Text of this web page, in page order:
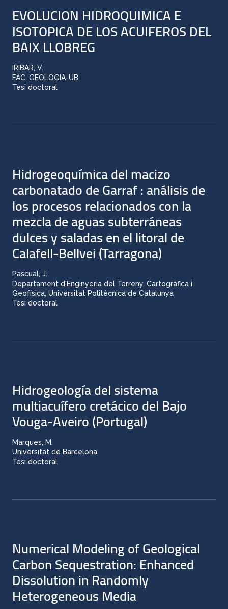
EVOLUCION HIDROQUIMICA E
ISOTOPICA DE LOS ACUIFEROS DEL
BAIX LLOBREG
IRIBAR, V.
FAC. GEOLOGIA-UB
Tesi doctoral
Hidrogeoquímica del macizo
carbonatado de Garraf : análisis de
los procesos relacionados con la
mezcla de aguas subterráneas
dulces y saladas en el litoral de
Calafell-Bellvei (Tarragona)
Pascual, J.
Departament d'Enginyeria del Terreny, Cartogràfica i
Geofísica, Universitat Politècnica de Catalunya
Tesi doctoral
Hidrogeología del sistema
multiacuífero cretácico del Bajo
Vouga-Aveiro (Portugal)
Marques, M.
Universitat de Barcelona
Tesi doctoral
Numerical Modeling of Geological
Carbon Sequestration: Enhanced
Dissolution in Randomly
Heterogeneous Media